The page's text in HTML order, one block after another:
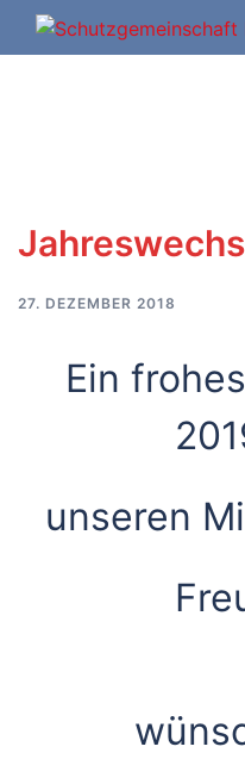
Zum
27. DEZEMBER 2018
Ein
unseren